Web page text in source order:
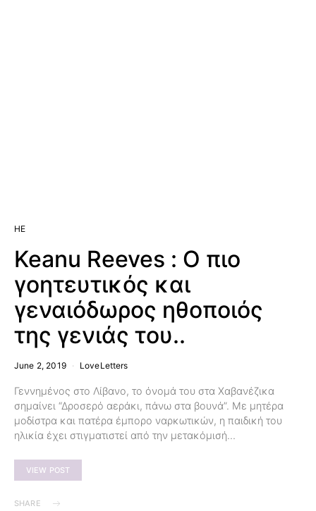
HE
Keanu Reeves : Ο πιο
γοητευτικός και
γεναιόδωρος ηθοποιός
της γενιάς του..
June 2, 2019 LoveLetters
Γεννημένος στο Λίβανο, το όνομά του στα Χαβανέζικα
σημαίνει “Δροσερό αεράκι, πάνω στα βουνά”. Με μητέρα
μοδίστρα και πατέρα έμπορο ναρκωτικών, η παιδική του
ηλικία έχει στιγματιστεί από την μετακόμισή…
VIEW POST
SHARE